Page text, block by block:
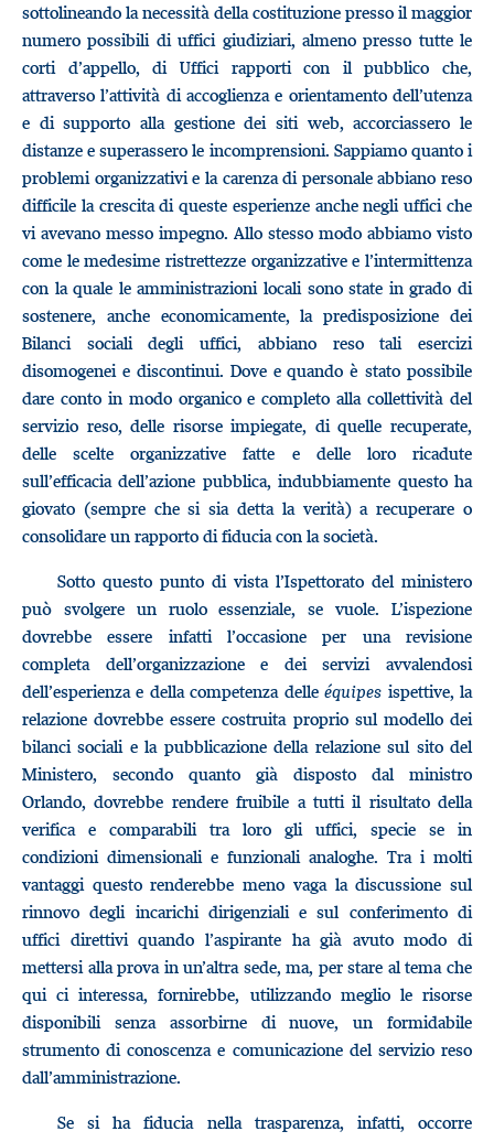
sottolineando la necessità della costituzione presso il maggior
numero possibili di uffici giudiziari, almeno presso tutte le
corti d’appello, di Uffici rapporti con il pubblico che,
attraverso l’attività di accoglienza e orientamento dell’utenza
e di supporto alla gestione dei siti web, accorciassero le
distanze e superassero le incomprensioni. Sappiamo quanto i
problemi organizzativi e la carenza di personale abbiano reso
difficile la crescita di queste esperienze anche negli uffici che
vi avevano messo impegno. Allo stesso modo abbiamo visto
come le medesime ristrettezze organizzative e l’intermittenza
con la quale le amministrazioni locali sono state in grado di
sostenere, anche economicamente, la predisposizione dei
Bilanci sociali degli uffici, abbiano reso tali esercizi
disomogenei e discontinui. Dove e quando è stato possibile
dare conto in modo organico e completo alla collettività del
servizio reso, delle risorse impiegate, di quelle recuperate,
delle scelte organizzative fatte e delle loro ricadute
sull’efficacia dell’azione pubblica, indubbiamente questo ha
giovato (sempre che si sia detta la verità) a recuperare o
consolidare un rapporto di fiducia con la società.
Sotto questo punto di vista l’Ispettorato del ministero
può svolgere un ruolo essenziale, se vuole. L’ispezione
dovrebbe essere infatti l’occasione per una revisione
completa dell’organizzazione e dei servizi avvalendosi
dell’esperienza e della competenza delleéquipes ispettive, la
relazione dovrebbe essere costruita proprio sul modello dei
bilanci sociali e la pubblicazione della relazione sul sito del
Ministero, secondo quanto già disposto dal ministro
Orlando, dovrebbe rendere fruibile a tutti il risultato della
verifica e comparabili tra loro gli uffici, specie se in
condizioni dimensionali e funzionali analoghe. Tra i molti
vantaggi questo renderebbe meno vaga la discussione sul
rinnovo degli incarichi dirigenziali e sul conferimento di
uffici direttivi quando l’aspirante ha già avuto modo di
mettersi alla prova in un’altra sede, ma, per stare al tema che
qui ci interessa, fornirebbe, utilizzando meglio le risorse
disponibili senza assorbirne di nuove, un formidabile
strumento di conoscenza e comunicazione del servizio reso
dall’amministrazione.
Se si ha fiducia nella trasparenza, infatti, occorre